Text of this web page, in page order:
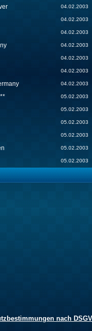
04.02.2003
04.02.2003
04.02.2003
04.02.2003
04.02.2003
04.02.2003
04.02.2003
05.02.2003
05.02.2003
05.02.2003
05.02.2003
05.02.2003
05.02.2003
nach